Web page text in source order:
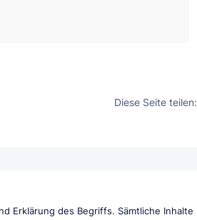
Diese Seite teilen:
Erklärung des Begriffs. Sämtliche Inhalte